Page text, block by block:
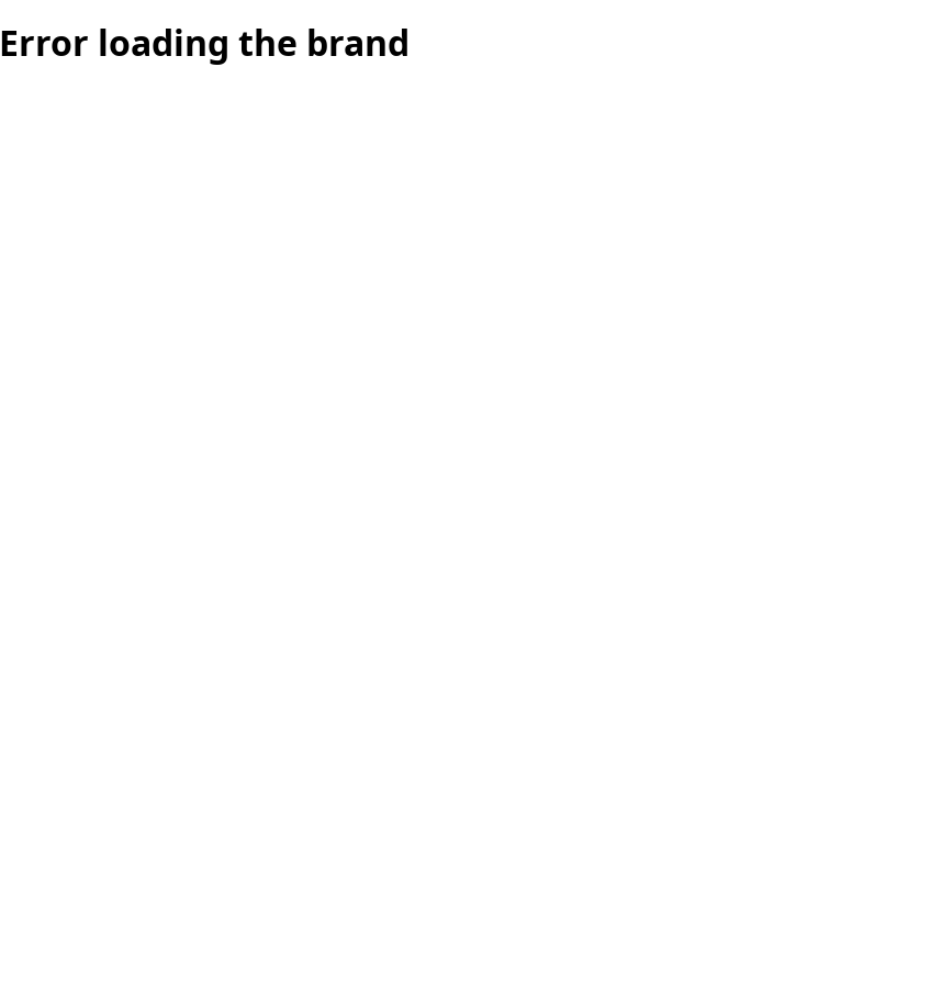
Error loading the brand